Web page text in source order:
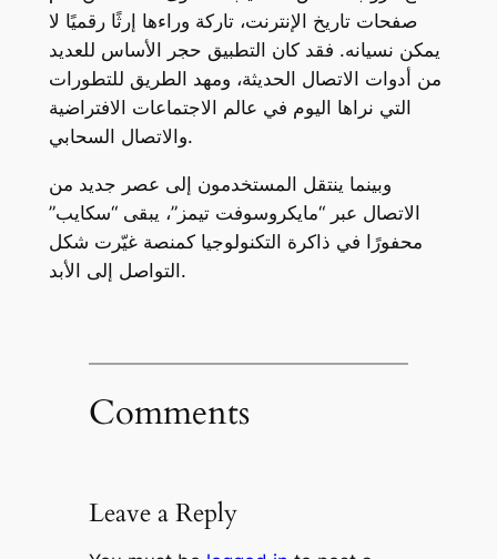
صفحات تاريخ الإنترنت، تاركة وراءها إرثًا رقميًا لا
يمكن نسيانه. فقد كان التطبيق حجر الأساس للعديد
من أدوات الاتصال الحديثة، ومهد الطريق للتطورات
التي نراها اليوم في عالم الاجتماعات الافتراضية
والاتصال السحابي.
وبينما ينتقل المستخدمون إلى عصر جديد من
الاتصال عبر “مايكروسوفت تيمز”، يبقى “سكايب”
محفورًا في ذاكرة التكنولوجيا كمنصة غيّرت شكل
التواصل إلى الأبد.
Comments
Leave a Reply